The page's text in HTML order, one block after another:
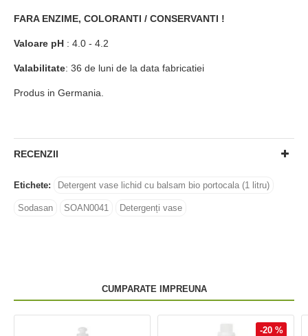
FARA ENZIME, COLORANTI / CONSERVANTI !
Valoare pH : 4.0 - 4.2
Valabilitate: 36 de luni de la data fabricatiei
Produs in Germania.
RECENZII
Etichete: Detergent vase lichid cu balsam bio portocala (1 litru)
Sodasan SOAN0041 Detergenți vase
CUMPARATE IMPREUNA
-20 %